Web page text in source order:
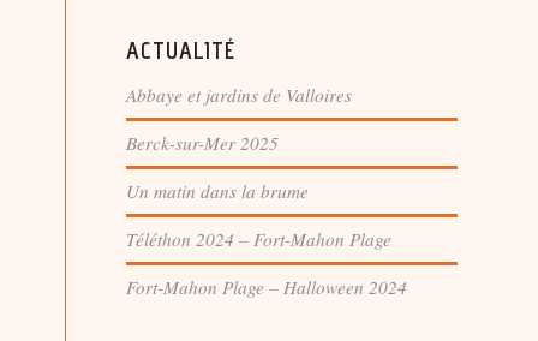
ACTUALITÉ
Abbaye et jardins de Valloires
Berck-sur-Mer 2025
Un matin dans la brume
Téléthon 2024 – Fort-Mahon Plage
Fort-Mahon Plage – Halloween 2024